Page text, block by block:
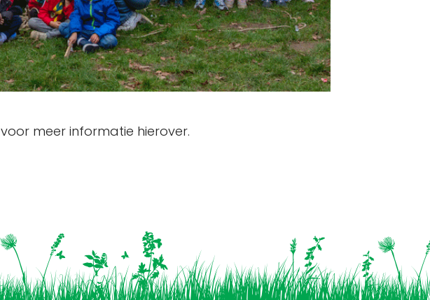
voor meer informatie hierover.